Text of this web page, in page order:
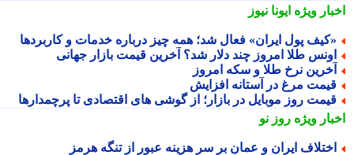
ویژهایونا نیوز
پول ایران» فعال شد؛ همه چیز درباره خدمات و کاربردها
طلا امروز چند دلار شد؟ آخرین قیمت بازار جهانی
نرخ طلا و سکه امروز
مرغ در آستانه افزایش
روز موبایل در بازار؛ از گوشی های اقتصادی تا پرچمدارها
ویژهروز نو
ایران و عمان بر سر هزینه عبور از تنگه هرمز